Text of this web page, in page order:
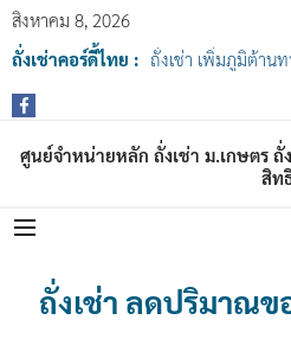
สิงหาคม 8, 2026
ถั่งเช่าคอร์ดี้ไทย : ถั่งเช่า เพิ่มภูมิต้าน
ศูนย์จำหน่ายหลัก ถั่งเช่า ม.เกษตร ถั่
สิท
ถั่งเช่า ลดปริมาณข